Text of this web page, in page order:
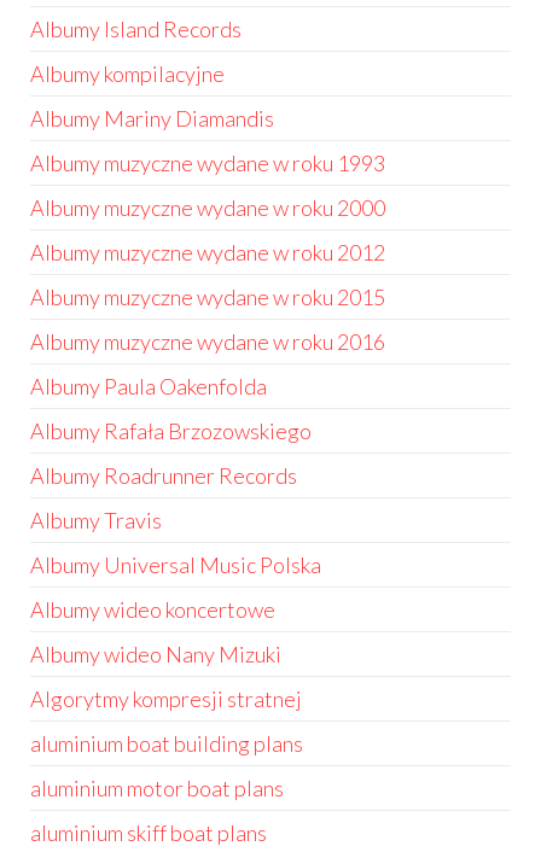
Albumy Island Records
Albumy kompilacyjne
Albumy Mariny Diamandis
Albumy muzyczne wydane w roku 1993
Albumy muzyczne wydane w roku 2000
Albumy muzyczne wydane w roku 2012
Albumy muzyczne wydane w roku 2015
Albumy muzyczne wydane w roku 2016
Albumy Paula Oakenfolda
Albumy Rafała Brzozowskiego
Albumy Roadrunner Records
Albumy Travis
Albumy Universal Music Polska
Albumy wideo koncertowe
Albumy wideo Nany Mizuki
Algorytmy kompresji stratnej
aluminium boat building plans
aluminium motor boat plans
aluminium skiff boat plans